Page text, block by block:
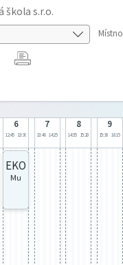
škola s.r.o.
6
12:45 13:30
7
13:40 14:25
8
14:35 15:20
9
15:30 16:15
EKO
Mu